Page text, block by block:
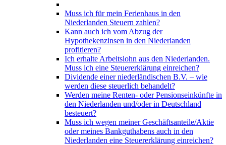
Muss ich für mein Ferienhaus in den
Niederlanden Steuern zahlen?
Kann auch ich vom Abzug der
Hypothekenzinsen in den Niederlanden
profitieren?
Ich erhalte Arbeitslohn aus den Niederlanden.
Muss ich eine Steuererklärung einreichen?
Dividende einer niederländischen B.V. – wie
werden diese steuerlich behandelt?
Werden meine Renten- oder Pensionseinkünfte in
den Niederlanden und/oder in Deutschland
besteuert?
Muss ich wegen meiner Geschäftsanteile/Aktie
oder meines Bankguthabens auch in den
Niederlanden eine Steuererklärung einreichen?